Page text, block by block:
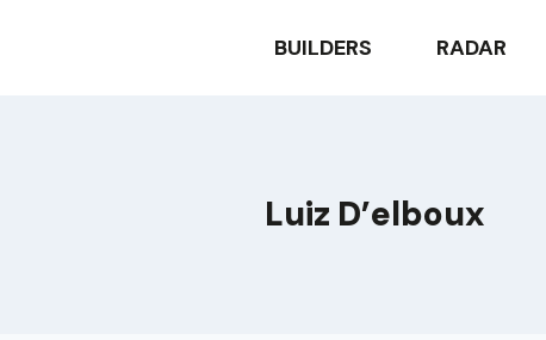
BUILDERS RADAR
Luiz D’elboux